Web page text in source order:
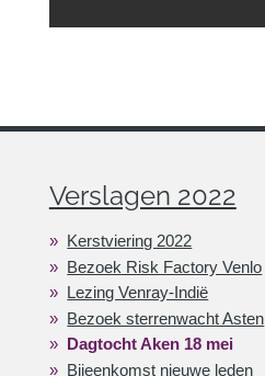
Verslagen 2022
Kerstviering 2022
Bezoek Risk Factory Venlo
Lezing Venray-Indië
Bezoek sterrenwacht Asten
Dagtocht Aken 18 mei
Bijeenkomst nieuwe leden